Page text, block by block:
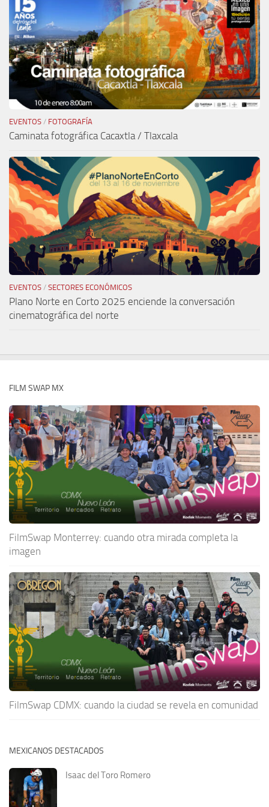
EVENTOS / FOTOGRAFÍA
Caminata fotográfica Cacaxtla / Tlaxcala
EVENTOS / SECTORES ECONÓMICOS
Plano Norte en Corto 2025 enciende la conversación
cinematográfica del norte
FILM SWAP MX
FilmSwap Monterrey: cuando otra mirada completa la
imagen
FilmSwap CDMX: cuando la ciudad se revela en comunidad
MEXICANOS DESTACADOS
Isaac del Toro Romero